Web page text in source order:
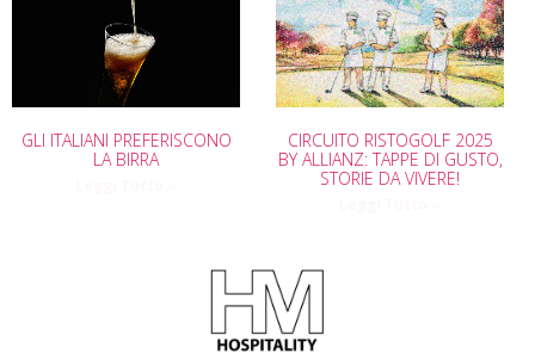
GLI ITALIANI PREFERISCONO
LA BIRRA
CIRCUITO RISTOGOLF 2025
BY ALLIANZ: TAPPE DI GUSTO,
STORIE DA VIVERE!